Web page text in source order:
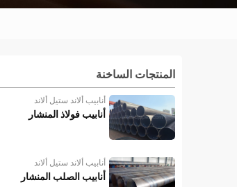
المنتجات الساخنة
أنابيب ألاند ستيل ألاند
أنابيب فولاذ المنشار
أنابيب ألاند ستيل ألاند
أنابيب الصلب المنشار